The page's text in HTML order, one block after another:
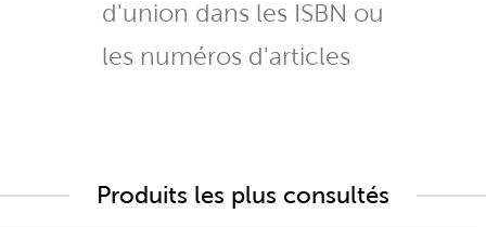
d'union dans les ISBN ou
les numéros d'articles
Produits les plus consultés